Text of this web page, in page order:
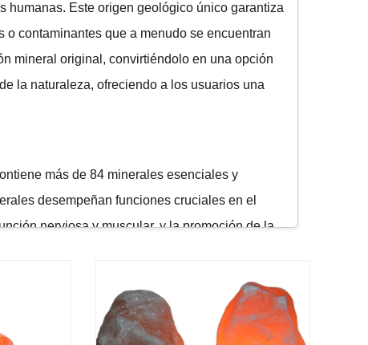
humanas. Este origen geológico único garantiza
contaminantes que a menudo se encuentran
mineral original, convirtiéndolo en una opción
la naturaleza, ofreciendo a los usuarios una
más de 84 minerales esenciales y
desempeñan funciones cruciales en el
nerviosa y muscular, y la promoción de la
en la vida diaria, las personas pueden
al bienestar.